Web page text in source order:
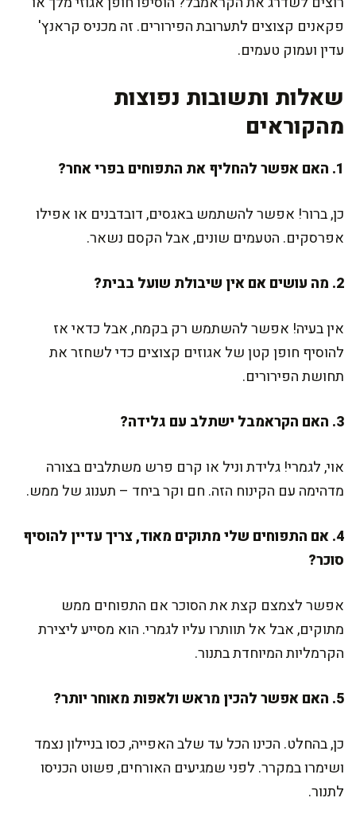
פקאנים קצוצים לתערובת הפירורים. זה מכניס קראנץ'
עדין ועמוק טעמים.
שאלות ותשובות נפוצות
מהקוראים
1. האם אפשר להחליף את התפוחים בפרי אחר?
כן, ברור! אפשר להשתמש באגסים, דובדבנים או אפילו
אפרסקים. הטעמים שונים, אבל הקסם נשאר.
2. מה עושים אם אין שיבולת שועל בבית?
אין בעיה! אפשר להשתמש רק בקמח, אבל כדאי אז
להוסיף חופן קטן של אגוזים קצוצים כדי לשחזר את
תחושת הפירורים.
3. האם הקראמבל ישתלב עם גלידה?
אוי, לגמרי! גלידת וניל או קרם פרש משתלבים בצורה
מדהימה עם הקינוח הזה. חם וקר ביחד – תענוג של ממש.
4. אם התפוחים שלי מתוקים מאוד, צריך עדיין להוסיף
סוכר?
אפשר לצמצם קצת את הסוכר אם התפוחים ממש
מתוקים, אבל אל תוותרו עליו לגמרי. הוא מסייע ליצירת
הקרמליות המיוחדת בתנור.
5. האם אפשר להכין מראש ולאפות מאוחר יותר?
כן, בהחלט. הכינו הכל עד שלב האפייה, כסו בניילון נצמד
ושימרו במקרר. לפני שמגיעים האורחים, פשוט הכניסו
לתנור.